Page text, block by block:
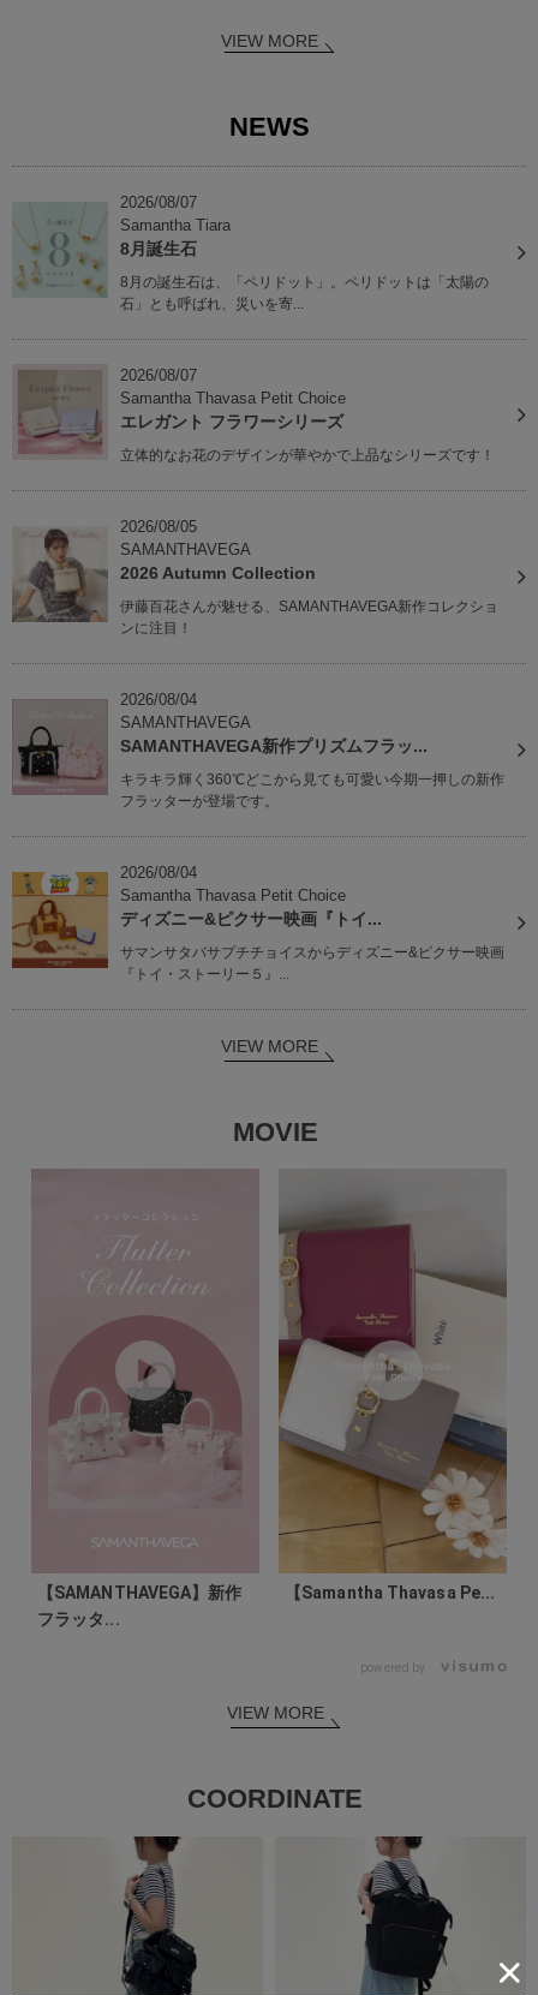
VIEW MORE
NEWS
2026/08/07
Samantha Tiara
8月誕生石
8月の誕生石は、「ペリドット」。ペリドットは「太陽の
石」とも呼ばれ、災いを寄...
2026/08/07
Samantha Thavasa Petit Choice
エレガント フラワーシリーズ
立体的なお花のデザインが華やかで上品なシリーズです！
2026/08/05
SAMANTHAVEGA
2026 Autumn Collection
伊藤百花さんが魅せる、SAMANTHAVEGA新作コレクショ
ンに注目！
2026/08/04
SAMANTHAVEGA
SAMANTHAVEGA新作プリズムフラッ...
キラキラ輝く360℃どこから見ても可愛い今期一押しの新作
フラッターが登場です。
2026/08/04
Samantha Thavasa Petit Choice
ディズニー&ピクサー映画『トイ...
サマンサタバサプチチョイスからディズニー&ピクサー映画
『トイ・ストーリー５』...
VIEW MORE
MOVIE
【SAMANTHAVEGA】新作
フラッタ...
【Samantha Thavasa Pe...
powered by
VIEW MORE
COORDINATE